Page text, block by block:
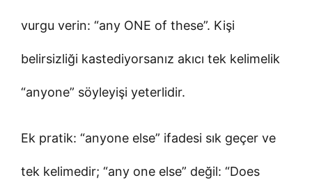
vurgu verin: “any ONE of these”. Kişi
belirsizliği kastediyorsanız akıcı tek kelimelik
“anyone” söyleyişi yeterlidir.
Ek pratik: “anyone else” ifadesi sık geçer ve
tek kelimedir; “any one else” değil: “Does